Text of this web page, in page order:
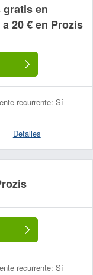
gratis en
20 € en Prozis
recurrente: Sí
Detalles
recurrente: Sí